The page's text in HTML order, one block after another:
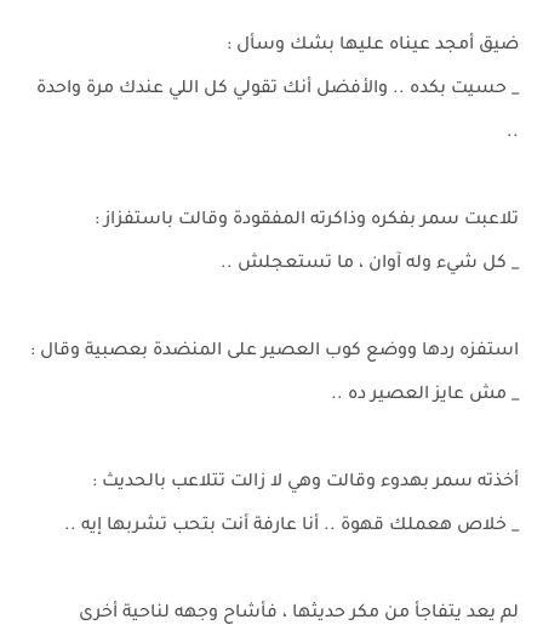
ضيق أمجد عيناه عليها بشك وسأل :
_ حسيت بكده .. والأفضل أنك تقولي كل اللي عندك مرة واحدة
..
تلاعبت سمر بفكره وذاكرته المفقودة وقالت باستفزاز :
_ كل شيء وله آوان ، ما تستعجلش ..
استفزه ردها ووضع كوب العصير على المنضدة بعصبية وقال :
_ مش عايز العصير ده ..
أخذته سمر بهدوء وقالت وهي لا زالت تتلاعب بالحديث :
_ خلاص هعملك قهوة .. أنا عارفة أنت بتحب تشربها إيه ..
لم يعد يتفاجأ من مكر حديثها ، فأشاح وجهه لناحية أخرى